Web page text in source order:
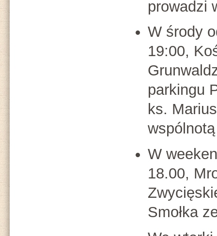
prowadzi
W środy
19:00,
parkingu
ks.
W
18.00,
Smołka